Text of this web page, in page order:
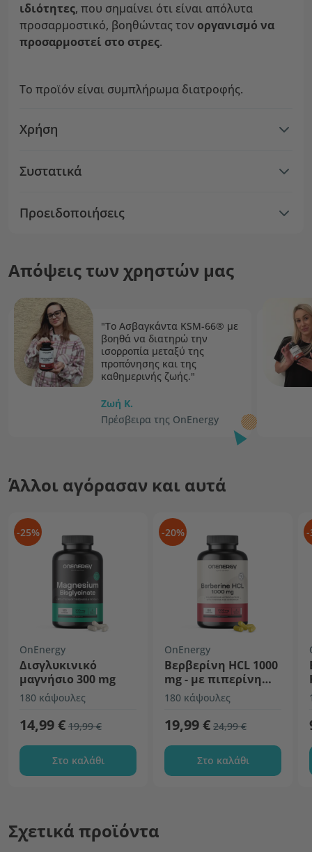
ιδιότητες, που σημαίνει ότι είναι απόλυτα
προσαρμοστικό, βοηθώντας τον οργανισμό να
προσαρμοστεί στο στρες.
Το προϊόν είναι συμπλήρωμα διατροφής.
Χρήση
Συστατικά
Προειδοποιήσεις
Απόψεις των χρηστών μας
"Το Ασβαγκάντα KSM-66® με
βοηθά να διατηρώ την
ισορροπία μεταξύ της
προπόνησης και της
καθημερινής ζωής."
Ζωή Κ.
Πρέσβειρα της OnEnergy
Άλλοι αγόρασαν και αυτά
-25%
OnEnergy
Δισγλυκινικό
μαγνήσιο 300 mg
180 κάψουλες
14,99 € 19,99 €
Στο καλάθι
-20%
OnEnergy
Βερβερίνη HCL 1000
mg - με πιπερίνη
και χρώμιο
180 κάψουλες
19,99 € 24,99 €
Στο καλάθι
-
Σχετικά προϊόντα